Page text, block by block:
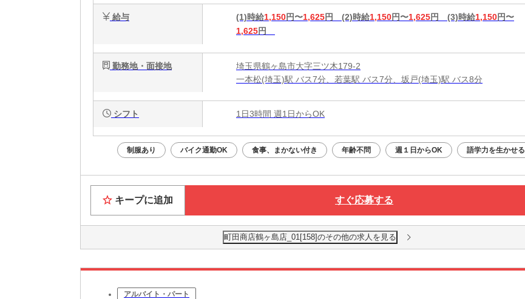
給与 (1)時給1,150円〜1,625円 (2)時給1,150円〜1,625円 (3)時給1,150円〜
1,625円
勤務地・面接地
埼玉県鶴ヶ島市大字三ツ木179-2
一本松(埼玉)駅 バス7分、若葉駅 バス7分、坂戸(埼玉)駅 バス8分
シフト 1日3時間 週1日からOK
制服あり バイク通勤OK 食事、まかない付き 年齢不問 週１日からOK 語学力を生かせる
キープに追加 すぐ応募する
町田商店鶴ヶ島店_01[158]のその他の求人を見る
アルバイト・パート